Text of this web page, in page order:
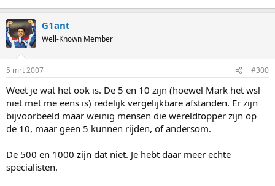
Bedenk ook dat het voor een 500 meter rijder moeilijker is om het
hele jaar te overheersen. Een klein foutje wordt hard afgestraft in
punten, en daarom zullen de goede 500 meter rijders een veel lager
percentage scoren dan Kramer op de 5km bijvoorbeeld.
quote]
daaraan meedoen niets doen.
Er zijn ook wel eens kampioenschappen geweest die gedevalueerd
zijn maar daar weet 10 jaar later bijna niemand meer iets van af.
Ik kan er diverse opnoemen, wat dacht je van EK 2002 heren zonder
toppers al Ritsma, Postma of Romme waardoor Elsinga mee kon
doen, WK 2001 zonder Gianni Romme, WK 1999 zonder Ids Postma,
WK 1994 dames met alleen Emese Hunyadi als topper.
Maar de ISU zou hiervan een regel kunnen maken dat tenminste
G1ant
Well-Known Member
5 mrt 2007 #300
Weet je wat het ook is. De 5 en 10 zijn (hoewel Mark het wsl
niet met me eens is) redelijk vergelijkbare afstanden. Er zijn
bijvoorbeeld maar weinig mensen die wereldtopper zijn op
de 10, maar geen 5 kunnen rijden, of andersom.
De 500 en 1000 zijn dat niet. Je hebt daar meer echte
specialisten.